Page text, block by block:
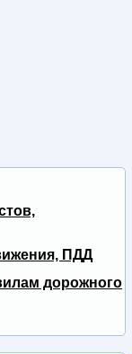
ПДД
дорожного